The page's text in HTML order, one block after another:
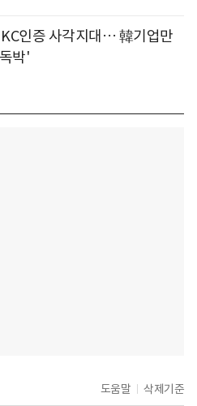
인증 사각지대… 韓기업만
박'
도움말 삭제기준